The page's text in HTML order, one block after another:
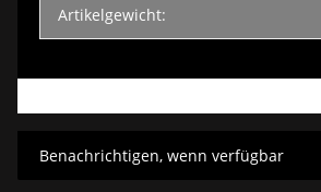
Artikelgewicht:
Benachrichtigen, wenn verfügbar